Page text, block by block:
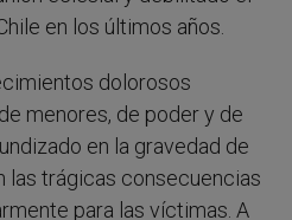
en los últimos años.
dolorosos
menores, de poder y de
en la gravedad de
las trágicas consecuencias
para las víctimas. A